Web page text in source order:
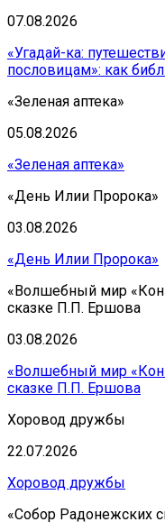
07.08.2026
«Угадай-ка:
пословицам»: как
«Зеленая аптека»
05.08.2026
«Зеленая аптека»
«День Илии Пророка»
03.08.2026
«День Илии Пророка»
«Волшебный мир
сказке П.П. Ершова
03.08.2026
«Волшебный мир
сказке П.П. Ершова
Хоровод дружбы
22.07.2026
Хоровод дружбы
«Собор Радонежских